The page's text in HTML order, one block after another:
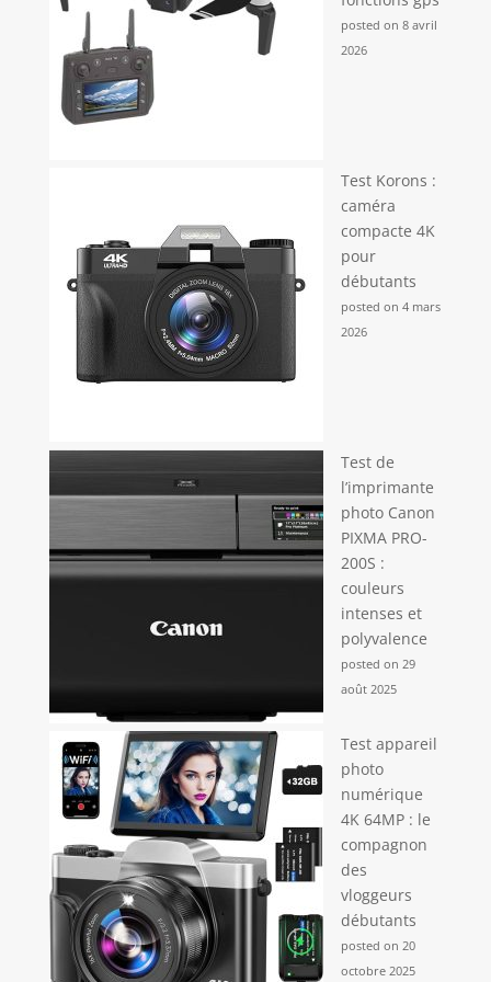
structure du cadre,
le tissu en maille
traditionnelle en
PP + mousse.
Comprend des
boucles de
fermeture éclair
anti-vol et une
poche cachée pour
localisateur cachée
pour une sécurité
un rangement
sécurisé ; Livré
avec une housse
de pluie pour une
utilisation en
extérieur
posted on 8 avril
2026
Test Korons :
caméra
compacte 4K
pour
débutants
posted on 4 mars
2026
Test de
l’imprimante
photo Canon
PIXMA PRO-
200S :
couleurs
intenses et
polyvalence
posted on 29
août 2025
Test appareil
photo
numérique
4K 64MP : le
compagnon
des
vloggeurs
débutants
posted on 20
octobre 2025